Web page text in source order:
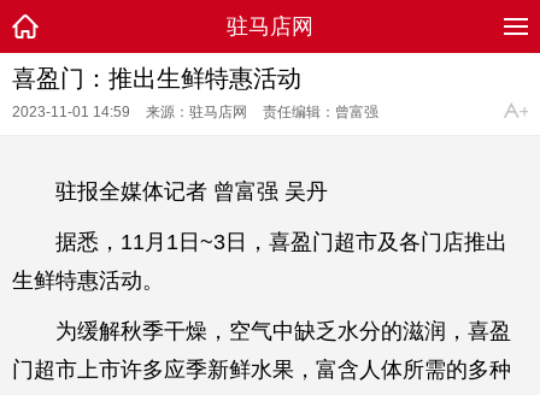
驻马店网
喜盈门：推出生鲜特惠活动
2023-11-01 14:59 来源：驻马店网 责任编辑：曾富强
驻报全媒体记者 曾富强 吴丹
据悉，11月1日~3日，喜盈门超市及各门店推出
生鲜特惠活动。
为缓解秋季干燥，空气中缺乏水分的滋润，喜盈
门超市上市许多应季新鲜水果，富含人体所需的多种